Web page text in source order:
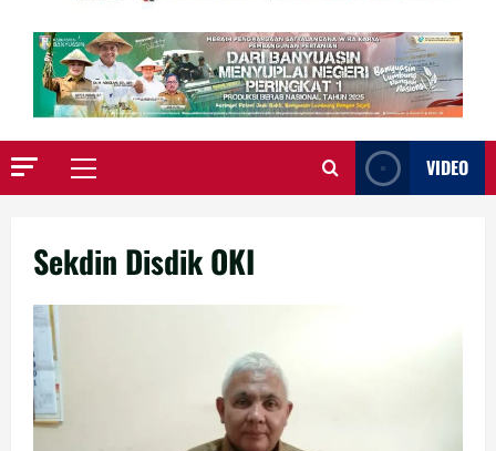
Primary
VIDEO
Sekdin Disdik OKI